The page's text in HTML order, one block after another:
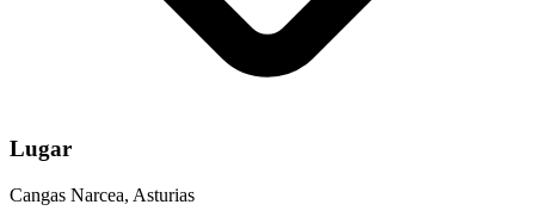
Lugar
Cangas Narcea, Asturias